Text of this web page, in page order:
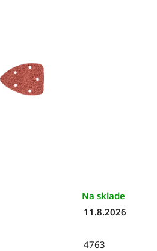
Na sklade
11.8.2026
4763